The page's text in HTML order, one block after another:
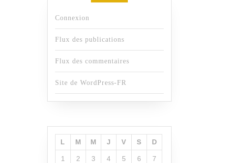
Connexion
Flux des publications
Flux des commentaires
Site de WordPress-FR
L M M J V S D
1 2 3 4 5 6 7